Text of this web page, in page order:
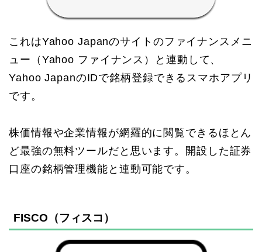
これはYahoo Japanのサイトのファイナンスメニ
ュー（Yahoo ファイナンス）と連動して、
Yahoo JapanのIDで銘柄登録できるスマホアプリ
です。
株価情報や企業情報が網羅的に閲覧できるほとん
ど最強の無料ツールだと思います。開設した証券
口座の銘柄管理機能と連動可能です。
FISCO（フィスコ）